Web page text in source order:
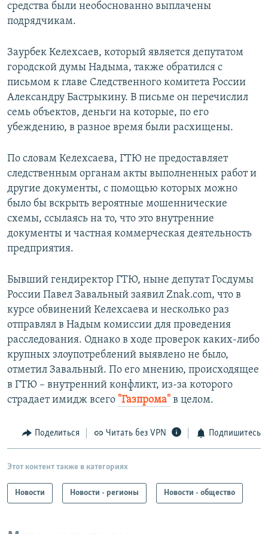
средства были необоснованно выплачены
подрядчикам.
Заурбек Келехсаев, который является депутатом
городской думы Надыма, также обратился с
письмом к главе Следственного комитета России
Александру Бастрыкину. В письме он перечислил
семь объектов, деньги на которые, по его
убеждению, в разное время были расхищены.
По словам Келехсаева, ГТЮ не предоставляет
следственным органам акты выполненных работ и
другие документы, с помощью которых можно
было бы вскрыть вероятные мошеннические
схемы, ссылаясь на то, что это внутренние
документы и частная коммерческая деятельность
предприятия.
Бывший гендиректор ГТЮ, ныне депутат Госдумы
России Павел Завальный заявил Znak.com, что в
курсе обвинений Келехсаева и несколько раз
отправлял в Надым комиссии для проведения
расследования. Однако в ходе проверок каких-либо
крупных злоупотреблений выявлено не было,
отметил Завальный. По его мнению, происходящее
в ГТЮ – внутренний конфликт, из-за которого
страдает имидж всего "Газпрома" в целом.
Поделиться Читать без VPN Подпишитесь
Этот контент также в категориях
Новости Новости - регионы Новости - общество